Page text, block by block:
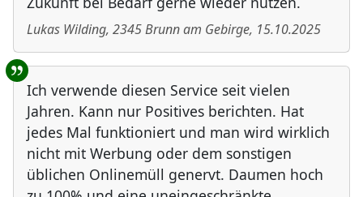
Lukas Wilding, 2345Brunn am Gebirge, 15.10.2025
Ich verwende diesen Service seit vielen
Jahren. Kann nur Positives berichten. Hat
jedes Mal funktioniert und man wird wirklich
nicht mit Werbung oder dem sonstigen
üblichen Onlinemüll genervt. Daumen hoch